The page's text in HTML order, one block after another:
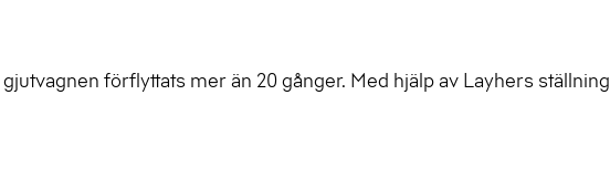
förflyttats mer än 20 gånger. Med hjälp av Layhers